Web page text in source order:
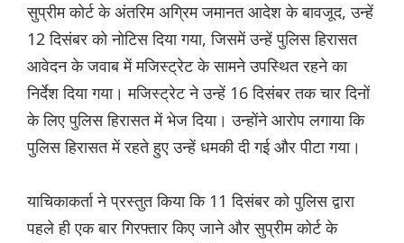
सुप्रीम कोर्ट के अंतरिम अग्रिम जमानत आदेश के बावजूद, उन्हें
12 दिसंबर को नोटिस दिया गया, जिसमें उन्हें पुलिस हिरासत
आवेदन के जवाब में मजिस्ट्रेट के सामने उपस्थित रहने का
निर्देश दिया गया। मजिस्ट्रेट ने उन्हें 16 दिसंबर तक चार दिनों
के लिए पुलिस हिरासत में भेज दिया। उन्होंने आरोप लगाया कि
पुलिस हिरासत में रहते हुए उन्हें धमकी दी गई और पीटा गया।
याचिकाकर्ता ने प्रस्तुत किया कि 11 दिसंबर को पुलिस द्वारा
पहले ही एक बार गिरफ्तार किए जाने और सुप्रीम कोर्ट के